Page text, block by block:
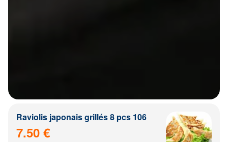
Raviolis japonais grillés 8 pcs 106
7.50 €